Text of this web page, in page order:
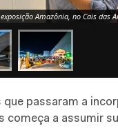
Amazônia, no Cais das
passaram a
começa a assumir